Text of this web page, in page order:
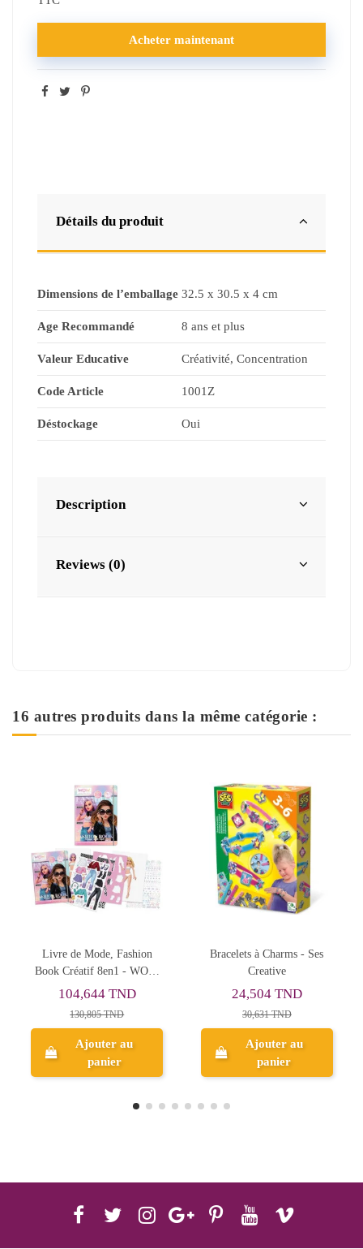
Acheter maintenant
Détails du produit
Dimensions de l’emballage 32.5 x 30.5 x 4 cm
Age Recommandé 8 ans et plus
Valeur Educative Créativité, Concentration
Code Article 1001Z
Déstockage Oui
Description
Reviews (0)
16 autres produits dans la même catégorie :
Bracelets à Charms - Ses
Creative
24,504 TND
30,631 TND
Ajouter au
panier
Colorizzy Peinture Par
Numéros, Perruches -
Sentosphère
67,897 TND
84,871 TND
Aperçu